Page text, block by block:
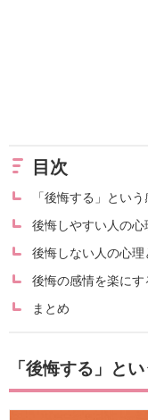
目次
「後悔する」とい
後悔しやすい人の心
後悔しない人の心理
後悔の感情を楽にす
まとめ
「後悔する」と